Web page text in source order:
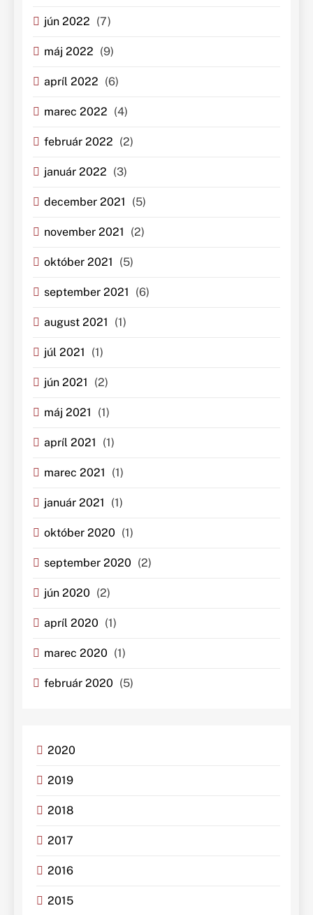
jún 2022 (7)
máj 2022 (9)
apríl 2022 (6)
marec 2022 (4)
február 2022 (2)
január 2022 (3)
december 2021 (5)
november 2021 (2)
október 2021 (5)
september 2021 (6)
august 2021 (1)
júl 2021 (1)
jún 2021 (2)
máj 2021 (1)
apríl 2021 (1)
marec 2021 (1)
január 2021 (1)
október 2020 (1)
september 2020 (2)
jún 2020 (2)
apríl 2020 (1)
marec 2020 (1)
február 2020 (5)
2020
2019
2018
2017
2016
2015